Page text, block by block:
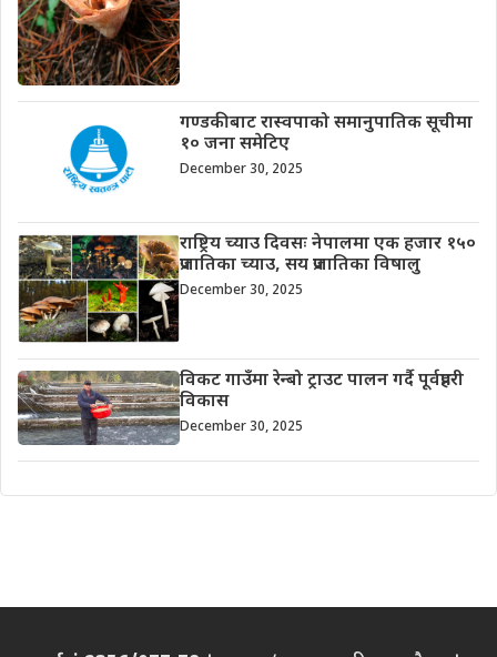
गण्डकीबाट रास्वपाको समानुपातिक सूचीमा
१० जना समेटिए
December 30, 2025
राष्ट्रिय च्याउ दिवसः नेपालमा एक हजार १५०
प्रजातिका च्याउ, सय प्रजातिका विषालु
December 30, 2025
विकट गाउँमा रेन्बो ट्राउट पालन गर्दै पूर्वप्रहरी
विकास
December 30, 2025